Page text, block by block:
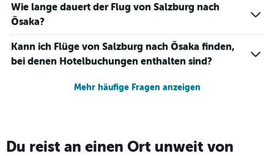
Wie lange dauert der Flug von Salzburg nach
Ōsaka?
Kann ich Flüge von Salzburg nach Ōsaka finden,
bei denen Hotelbuchungen enthalten sind?
Mehr häufige Fragen anzeigen
Du reist an einen Ort unweit von